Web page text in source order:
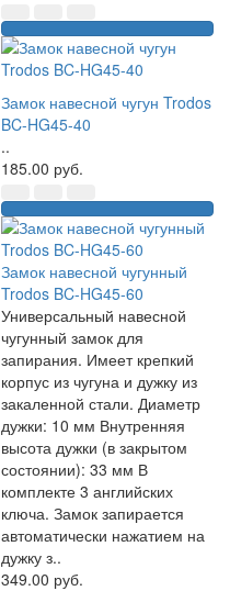
Замок навесной чугун Trodos
BC-HG45-40
..
185.00 руб.
Замок навесной чугунный
Trodos BC-HG45-60
Универсальный навесной
чугунный замок для
запирания. Имеет крепкий
корпус из чугуна и дужку из
закаленной стали. Диаметр
дужки: 10 мм Внутренняя
высота дужки (в закрытом
состоянии): 33 мм В
комплекте 3 английских
ключа. Замок запирается
автоматически нажатием на
дужку з..
349.00 руб.